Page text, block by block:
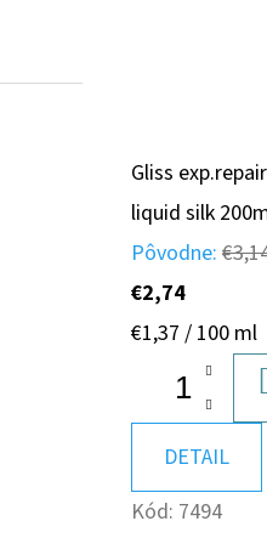
Gliss
liquid silk
Pôvodne:
€2,74
Jednotková
cena:
€1,37 / 100 ml
DETAIL
Kód: 7494